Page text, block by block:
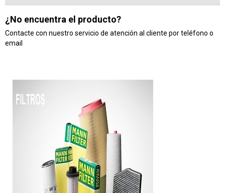
¿No encuentra el producto?
Contacte con nuestro servicio de atención al cliente por teléfono o
email